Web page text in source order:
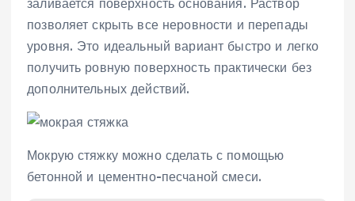
заливается поверхность основания. Раствор
позволяет скрыть все неровности и перепады
уровня. Это идеальный вариант быстро и легко
получить ровную поверхность практически без
дополнительных действий.
Мокрую стяжку можно сделать с помощью
бетонной и цементно-песчаной смеси.